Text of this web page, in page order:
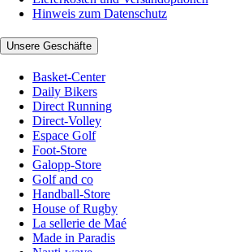
Hinweis zum Datenschutz
Unsere Geschäfte
Basket-Center
Daily Bikers
Direct Running
Direct-Volley
Espace Golf
Foot-Store
Galopp-Store
Golf and co
Handball-Store
House of Rugby
La sellerie de Maé
Made in Paradis